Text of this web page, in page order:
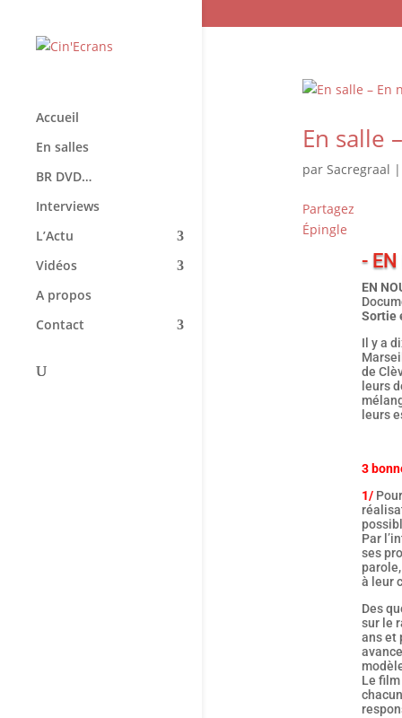
Accueil
En salles
BR DVD…
Interviews
L’Actu
Vidéos
A propos
Contact
En salle
par Sacregraal |
Partagez
Épingle
- EN
EN
Sortie
Il y a
de
leurs
leurs
3
1/
Par
ses
à leur
Des
sur le
ans et
Le